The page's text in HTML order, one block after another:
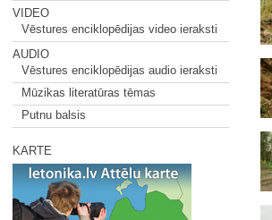
VIDEO
Vēstures enciklopēdijas video ieraksti
AUDIO
Vēstures enciklopēdijas audio ieraksti
Mūzikas literatūras tēmas
Putnu balsis
KARTE